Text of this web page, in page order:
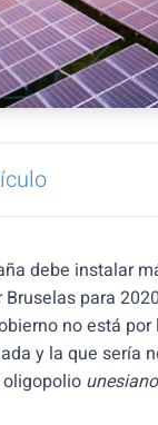
debe instalar
para
no está
y la que sería
unesiano